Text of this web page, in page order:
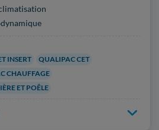
INSERT
QUALIPAC CET
CHAUFFAGE
ET POÊLE